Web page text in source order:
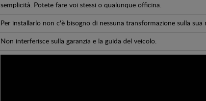
semplicità. Potete fare voi stessi o qualunque officina.
Per installarlo non c'è bisogno di nessuna transformazione sulla sua
Non interferisce sulla garanzia e la guida del veicolo.